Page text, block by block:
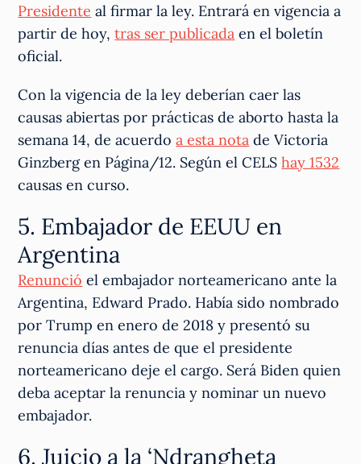
Presidente al firmar la ley. Entrará en vigencia a
partir de hoy,tras ser publicada en el boletín
oficial.
Con la vigencia de la ley deberían caer las
causas abiertas por prácticas de aborto hasta la
semana 14, de acuerdoa esta nota de Victoria
Ginzberg en Página/12. Según el CELShay 1532
causas en curso.
5. Embajador de EEUU en
Argentina
Renunció el embajador norteamericano ante la
Argentina, Edward Prado. Había sido nombrado
por Trump en enero de 2018 y presentó su
renuncia días antes de que el presidente
norteamericano deje el cargo. Será Biden quien
deba aceptar la renuncia y nominar un nuevo
embajador.
6. Juicio a la ‘Ndrangheta